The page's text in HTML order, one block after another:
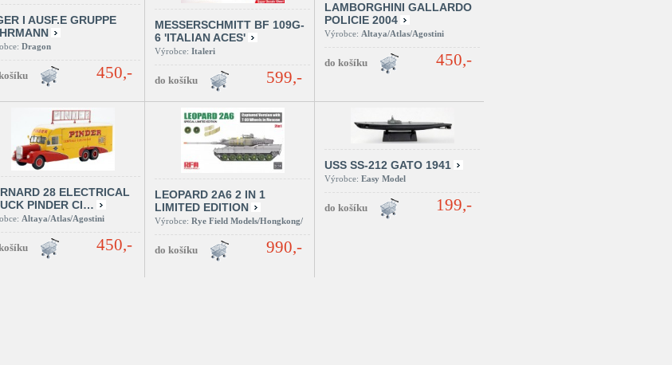
I AUSF.E GRUPPE
Dragon
450,-
MESSERSCHMITT BF 109G-
6 'ITALIAN ACES'
Výrobce: Italeri
599,-
LAMBORGHINI GALLARDO
POLICIE 2004
Výrobce: Altaya/Atlas/Agostini
450,-
28 ELECTRICAL
PINDER CI…
Altaya/Atlas/Agostini
450,-
LEOPARD 2A6 2 IN 1
LIMITED EDITION
Výrobce: Rye Field Models/Hongkong/
990,-
USS SS-212 GATO 1941
Výrobce: Easy Model
199,-